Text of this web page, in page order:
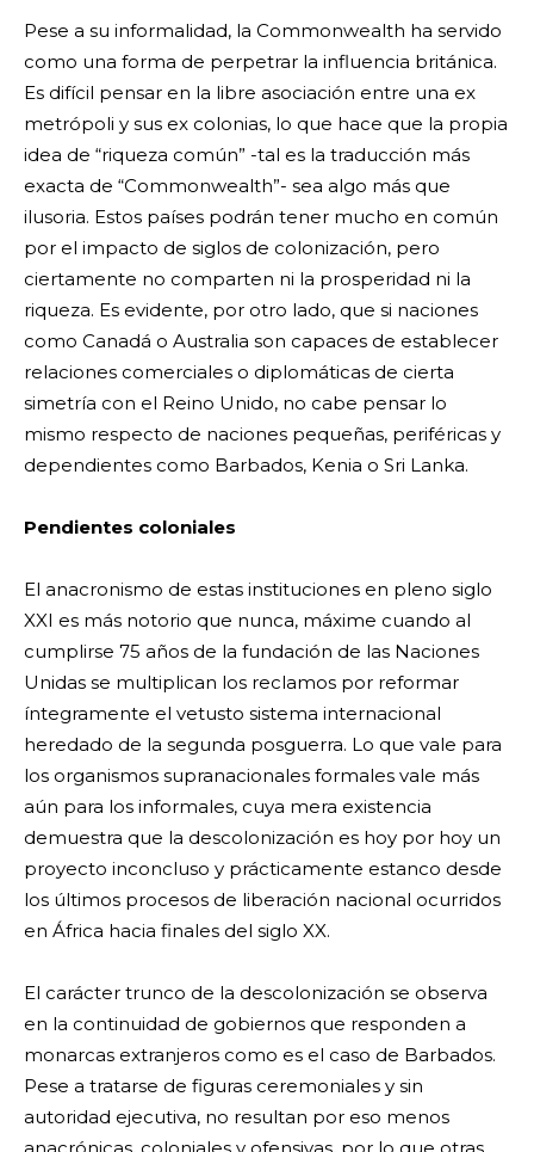
Pese a su informalidad, la Commonwealth ha servido
como una forma de perpetrar la influencia británica.
Es difícil pensar en la libre asociación entre una ex
metrópoli y sus ex colonias, lo que hace que la propia
idea de “riqueza común” -tal es la traducción más
exacta de “Commonwealth”- sea algo más que
ilusoria. Estos países podrán tener mucho en común
por el impacto de siglos de colonización, pero
ciertamente no comparten ni la prosperidad ni la
riqueza. Es evidente, por otro lado, que si naciones
como Canadá o Australia son capaces de establecer
relaciones comerciales o diplomáticas de cierta
simetría con el Reino Unido, no cabe pensar lo
mismo respecto de naciones pequeñas, periféricas y
dependientes como Barbados, Kenia o Sri Lanka.
Pendientes coloniales
El anacronismo de estas instituciones en pleno siglo
XXI es más notorio que nunca, máxime cuando al
cumplirse 75 años de la fundación de las Naciones
Unidas se multiplican los reclamos por reformar
íntegramente el vetusto sistema internacional
heredado de la segunda posguerra. Lo que vale para
los organismos supranacionales formales vale más
aún para los informales, cuya mera existencia
demuestra que la descolonización es hoy por hoy un
proyecto inconcluso y prácticamente estanco desde
los últimos procesos de liberación nacional ocurridos
en África hacia finales del siglo XX.
El carácter trunco de la descolonización se observa
en la continuidad de gobiernos que responden a
monarcas extranjeros como es el caso de Barbados.
Pese a tratarse de figuras ceremoniales y sin
autoridad ejecutiva, no resultan por eso menos